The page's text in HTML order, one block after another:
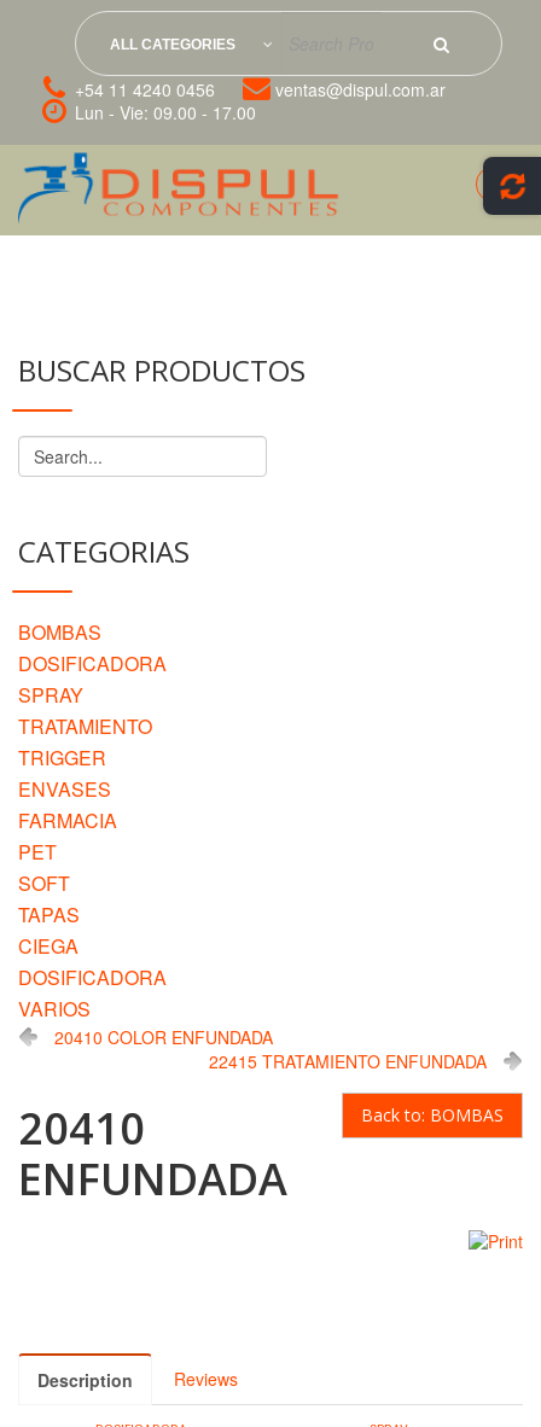
ALL CATEGORIES
+54 11 4240 0456
ventas@dispul.com.ar
Lun - Vie: 09.00 - 17.00
BUSCAR PRODUCTOS
CATEGORIAS
BOMBAS
DOSIFICADORA
SPRAY
TRATAMIENTO
TRIGGER
ENVASES
FARMACIA
PET
SOFT
TAPAS
CIEGA
DOSIFICADORA
VARIOS
20410 COLOR ENFUNDADA
22415 TRATAMIENTO ENFUNDADA
Back to: BOMBAS
20410
ENFUNDADA
Description Reviews